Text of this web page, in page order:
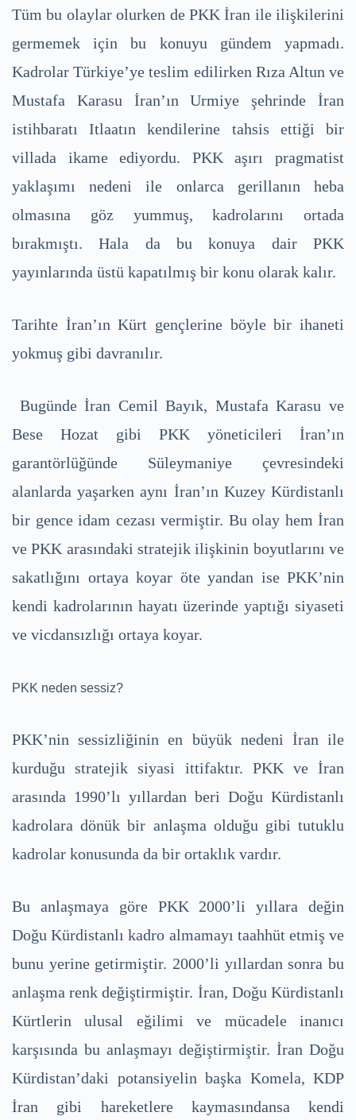
Tüm bu olaylar olurken de PKK İran ile ilişkilerini
germemek için bu konuyu gündem yapmadı.
Kadrolar Türkiye’ye teslim edilirken Rıza Altun ve
Mustafa Karasu İran’ın Urmiye şehrinde İran
istihbaratı Itlaatın kendilerine tahsis ettiği bir
villada ikame ediyordu. PKK aşırı pragmatist
yaklaşımı nedeni ile onlarca gerillanın heba
olmasına göz yummuş, kadrolarını ortada
bırakmıştı. Hala da bu konuya dair PKK
yayınlarında üstü kapatılmış bir konu olarak kalır.
Tarihte İran’ın Kürt gençlerine böyle bir ihaneti
yokmuş gibi davranılır.
Bugünde İran Cemil Bayık, Mustafa Karasu ve
Bese Hozat gibi PKK yöneticileri İran’ın
garantörlüğünde Süleymaniye çevresindeki
alanlarda yaşarken aynı İran’ın Kuzey Kürdistanlı
bir gence idam cezası vermiştir. Bu olay hem İran
ve PKK arasındaki stratejik ilişkinin boyutlarını ve
sakatlığını ortaya koyar öte yandan ise PKK’nin
kendi kadrolarının hayatı üzerinde yaptığı siyaseti
ve vicdansızlığı ortaya koyar.
PKK neden sessiz?
PKK’nin sessizliğinin en büyük nedeni İran ile
kurduğu stratejik siyasi ittifaktır. PKK ve İran
arasında 1990’lı yıllardan beri Doğu Kürdistanlı
kadrolara dönük bir anlaşma olduğu gibi tutuklu
kadrolar konusunda da bir ortaklık vardır.
Bu anlaşmaya göre PKK 2000’li yıllara değin
Doğu Kürdistanlı kadro almamayı taahhüt etmiş ve
bunu yerine getirmiştir. 2000’li yıllardan sonra bu
anlaşma renk değiştirmiştir. İran, Doğu Kürdistanlı
Kürtlerin ulusal eğilimi ve mücadele inanıcı
karşısında bu anlaşmayı değiştirmiştir. İran Doğu
Kürdistan’daki potansiyelin başka Komela, KDP
İran gibi hareketlere kaymasındansa kendi